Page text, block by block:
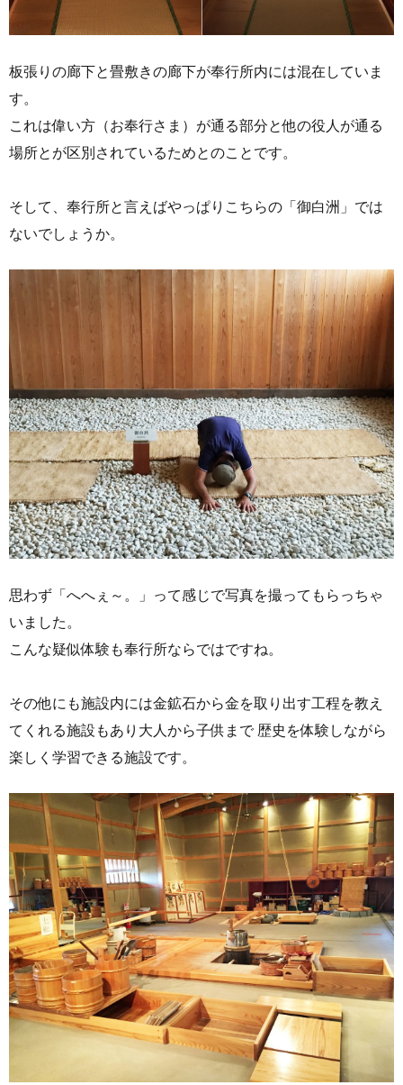
板張りの廊下と畳敷きの廊下が奉行所内には混在していま
す。
これは偉い方（お奉行さま）が通る部分と他の役人が通る
場所とが区別されているためとのことです。
そして、奉行所と言えばやっぱりこちらの「御白洲」では
ないでしょうか。
思わず「へへぇ～。」って感じで写真を撮ってもらっちゃ
いました。
こんな疑似体験も奉行所ならではですね。
その他にも施設内には金鉱石から金を取り出す工程を教え
てくれる施設もあり大人から子供まで 歴史を体験しながら
楽しく学習できる施設です。